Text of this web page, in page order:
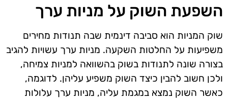
השפעת השוק על מניות ערך
שוק המניות הוא סביבה דינמית שבה תנודות מחירים
משפיעות על החלטות השקעה. מניות ערך עשויות להגיב
בצורה שונה לתנודות בשוק בהשוואה למניות צמיחה,
ולכן חשוב להבין כיצד השוק משפיע עליהן. לדוגמה,
כאשר השוק נמצא במגמת עליה, מניות ערך עלולות